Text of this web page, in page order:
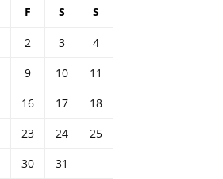
F S S
2 3
4
9 10
11
16 17
18
23 24
25
30
31